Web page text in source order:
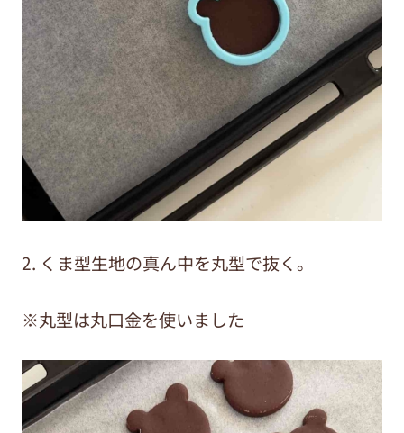
2. くま型生地の真ん中を丸型で抜く。
※丸型は丸口金を使いました